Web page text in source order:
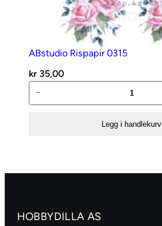
ABstudio Rispapir 0315
kr 35,00
Rispapir
−
Legg i handlekurv
HOBBYDILLA AS